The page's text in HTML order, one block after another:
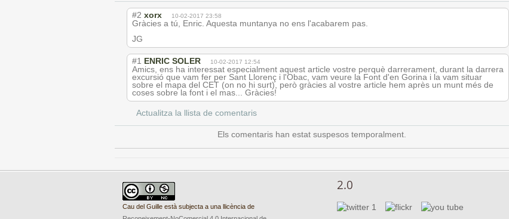
#2 xorx 10-02-2017 23:58
Gràcies a tú, Enric. Aquesta muntanya no ens l'acabarem pas.
JG
#1 ENRIC SOLER 10-02-2017 12:54
Amics, ens ha interessat especialment aquest article vostre perquè darrerament, durant la darrera
excursió que vam fer per Sant Llorenç i l'Obac, vam veure la Font d'en Gorina i la vam situar
sobre el mapa del CET (on no hi surt), però gràcies al vostre article hem après un munt més de
coses sobre la font i el mas... Gràcies!
Actualitza la llista de comentaris
Els comentaris han estat suspesos temporalment.
Cau del Guille està subjecta a una llicència de
2.0